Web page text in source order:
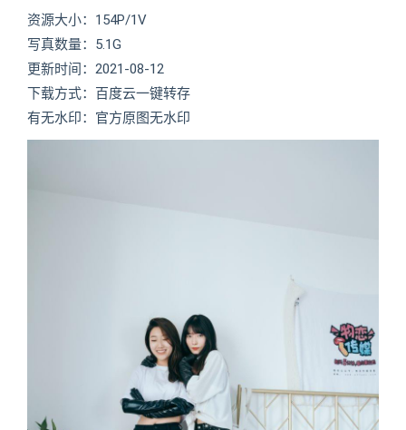
资源大小：154P/1V
写真数量：5.1G
更新时间：2021-08-12
下载方式：百度云一键转存
有无水印：官方原图无水印